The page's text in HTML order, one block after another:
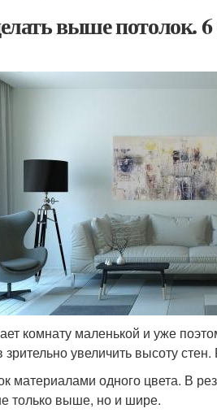
выше потолок.
комнату маленькой и уже
зрительно увеличить высоту
материалами одного цвета. В
только выше, но и шире.